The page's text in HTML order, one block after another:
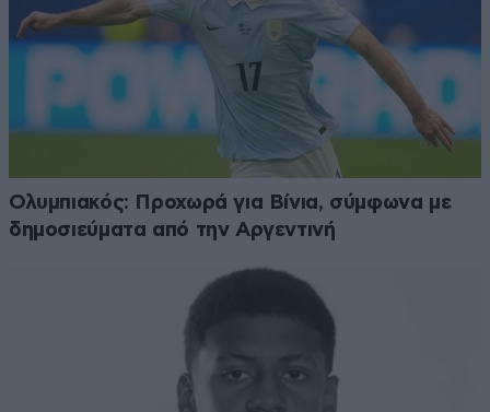
Ολυμπιακός: Προχωρά για Βίνια, σύμφωνα με
δημοσιεύματα από την Αργεντινή